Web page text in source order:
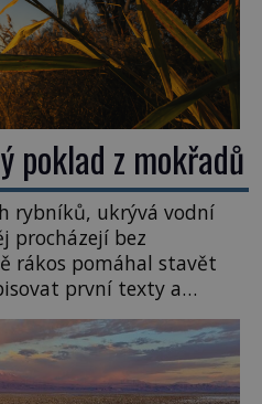
poklad z mokřadů
rybníků, ukrývá vodní
procházejí bez
rákos pomáhal stavět
první texty a
skromná, ale
člověka už tisíce let.
jen jako obyčejnou kulisu
však podívat […]